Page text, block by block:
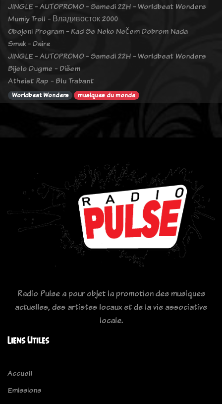
JINGLE - AUTOPROMO - Samedi 22H - Worldbeat Wonders
Mumiy Troll - Владивосток 2000
Obojeni Program - Kad Se Neko Nečem Dobrom Nada
Smak - Daire
JINGLE - AUTOPROMO - Samedi 22H - Worldbeat Wonders
Bijelo Dugme - Dišem
Atheist Rap - Blu Trabant
Worldbeat Wonders musiques du monde
Radio Pulse a pour objet la promotion des musiques
actuelles, des artistes locaux et de la vie associative
locale.
Liens Utiles
Accueil
Emissions